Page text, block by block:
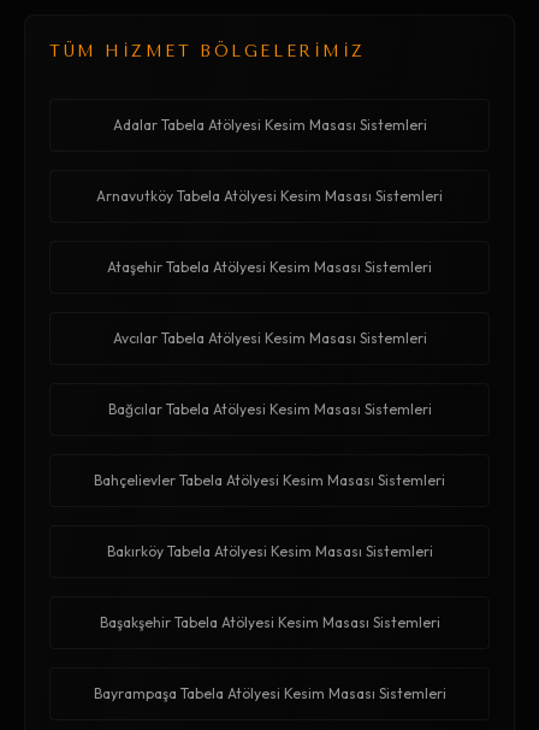
TÜM HİZMET BÖLGELERİMİZ
Adalar Tabela Atölyesi Kesim Masası Sistemleri
Arnavutköy Tabela Atölyesi Kesim Masası Sistemleri
Ataşehir Tabela Atölyesi Kesim Masası Sistemleri
Avcılar Tabela Atölyesi Kesim Masası Sistemleri
Bağcılar Tabela Atölyesi Kesim Masası Sistemleri
Bahçelievler Tabela Atölyesi Kesim Masası Sistemleri
Bakırköy Tabela Atölyesi Kesim Masası Sistemleri
Başakşehir Tabela Atölyesi Kesim Masası Sistemleri
Bayrampaşa Tabela Atölyesi Kesim Masası Sistemleri